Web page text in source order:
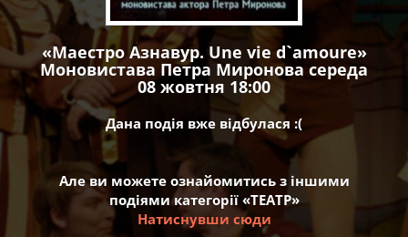
«Маестро Азнавур. Une vie d`amoure»
Моновистава Петра Миронова середа
08 жовтня 18:00
Дана подія вже відбулася :(
Але ви можете ознайомитись з іншими
подіями категорії «ТЕАТР»
Натиснувши сюди